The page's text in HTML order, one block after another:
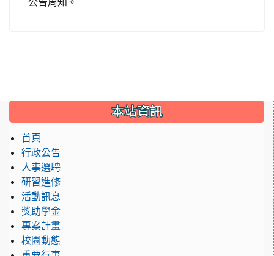
公告周知。
::: 本站資訊
首頁
行政公告
人事選聘
研習進修
活動訊息
獎助學金
專案計畫
校園動態